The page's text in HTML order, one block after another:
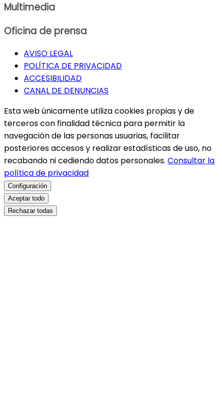
Multimedia
Oficina de prensa
AVISO LEGAL
POLÍTICA DE PRIVACIDAD
ACCESIBILIDAD
CANAL DE DENUNCIAS
Esta web únicamente utiliza cookies propias y de
terceros con finalidad técnica para permitir la
navegación de las personas usuarias, facilitar
posteriores accesos y realizar estadísticas de uso, no
recabando ni cediendo datos personales. Consultar la
política de privacidad
Configuración
Aceptar todo
Rechazar todas